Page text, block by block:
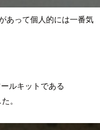
あって個人的には一番気
ルキットである
。